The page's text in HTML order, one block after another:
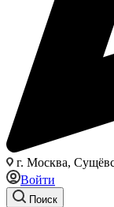
г. Москва,
Войти
Поиск